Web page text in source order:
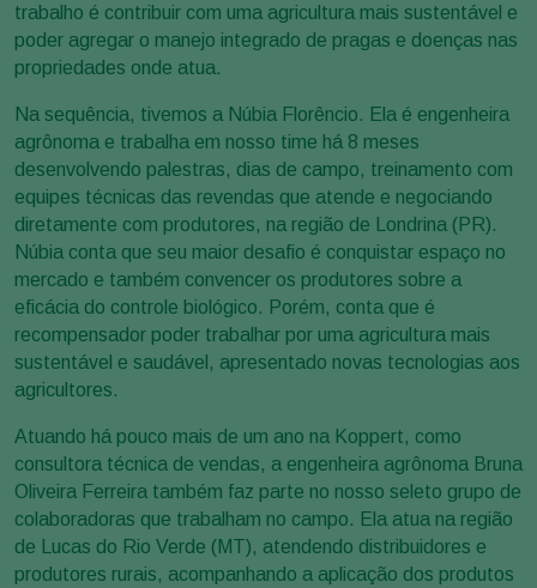
trabalho é contribuir com uma agricultura mais sustentável e
poder agregar o manejo integrado de pragas e doenças nas
propriedades onde atua.
Na sequência, tivemos a Núbia Florêncio. Ela é engenheira
agrônoma e trabalha em nosso time há 8 meses
desenvolvendo palestras, dias de campo, treinamento com
equipes técnicas das revendas que atende e negociando
diretamente com produtores, na região de Londrina (PR).
Núbia conta que seu maior desafio é conquistar espaço no
mercado e também convencer os produtores sobre a
eficácia do controle biológico. Porém, conta que é
recompensador poder trabalhar por uma agricultura mais
sustentável e saudável, apresentado novas tecnologias aos
agricultores.
Atuando há pouco mais de um ano na Koppert, como
consultora técnica de vendas, a engenheira agrônoma Bruna
Oliveira Ferreira também faz parte no nosso seleto grupo de
colaboradoras que trabalham no campo. Ela atua na região
de Lucas do Rio Verde (MT), atendendo distribuidores e
produtores rurais, acompanhando a aplicação dos produtos